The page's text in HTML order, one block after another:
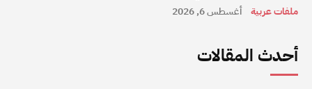
ملفات عربية أغسطس 6, 2026
أحدث المقالات